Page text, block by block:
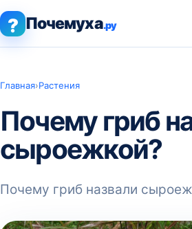
? Почемуха.ру
Главная›Растения
Почему гриб
сыроежкой?
Почему гриб назвали